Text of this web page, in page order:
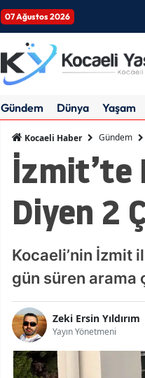
07 Ağustos 2026
Gündem Dünya Yaşam
Kocaeli Haber Gündem
İzmit’te
Diyen 2
Kocaeli’nin İzmit
gün süren arama
Zeki Ersin Yıldırım
Yayın Yönetmeni